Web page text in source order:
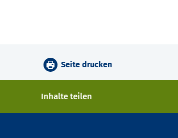
Seite drucken
Inhalte teilen